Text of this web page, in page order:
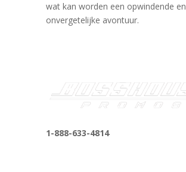
wat kan worden een opwindende en
onvergetelijke avontuur.
1-888-633-4814